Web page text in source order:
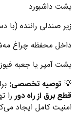
پشت داشبورد
زیر صندلی راننده
داخل محفظه چراغ
پشت آمپر یا جعبه فیوز
💡 توصیه تخصصی:
قطع برق از راه دوررا
امنیت کامل ایجاد